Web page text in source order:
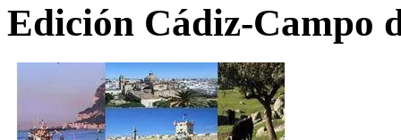
Edición Cádiz-Campo